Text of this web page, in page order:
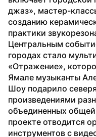
джаз», мастер-
созданию
практики
Центральным
городах стало
«Отражение»,
Ямале музыканты
Шоу подарило
произведениями
объединенных
проекте отводится
инструментов с